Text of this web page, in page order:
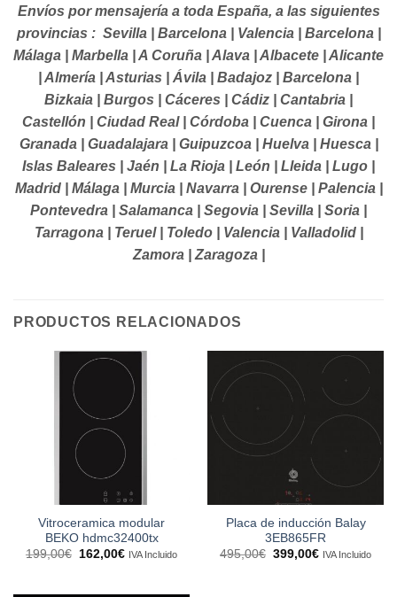
Envíos por mensajería a toda España, a las siguientes
provincias : Sevilla | Barcelona | Valencia | Barcelona |
Málaga | Marbella | A Coruña | Alava | Albacete | Alicante
| Almería | Asturias | Ávila | Badajoz | Barcelona |
Bizkaia | Burgos | Cáceres | Cádiz | Cantabria |
Castellón | Ciudad Real | Córdoba | Cuenca | Girona |
Granada | Guadalajara | Guipuzcoa | Huelva | Huesca |
Islas Baleares | Jaén | La Rioja | León | Lleida | Lugo |
Madrid | Málaga | Murcia | Navarra | Ourense | Palencia |
Pontevedra | Salamanca | Segovia | Sevilla | Soria |
Tarragona | Teruel | Toledo | Valencia | Valladolid |
Zamora | Zaragoza |
PRODUCTOS RELACIONADOS
Vitroceramica modular
BEKO hdmc32400tx
199,00€
El
162,00€ElIVA Incluido
Placa de inducción Balay
3EB865FR
495,00€ El
399,00€ElIVA Incluido